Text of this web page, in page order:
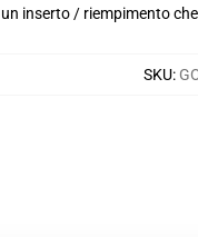
inserto / riempimento
SKU: